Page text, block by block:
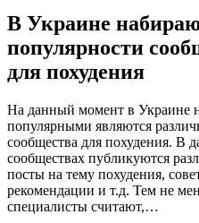
В Украине
популярности
для похудения
На данный момент в Украине
популярными являются
сообщества для похудения. В
сообществах публикуются
посты на тему похудения,
рекомендации и т.д. Тем не
специалисты считают,…